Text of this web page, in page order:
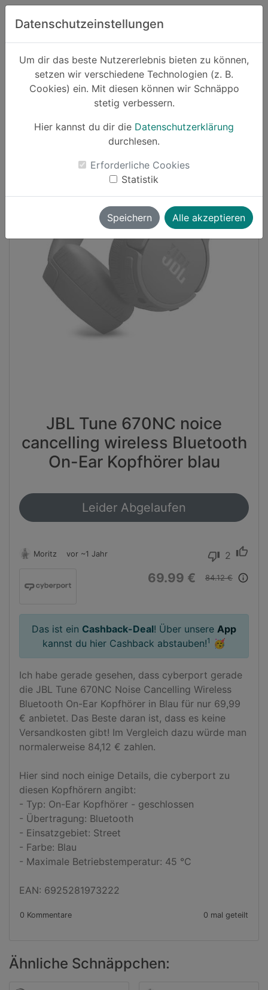
Zum Hauptinhalt springen
Datenschutzeinstellungen
Um dir das beste Nutzererlebnis bieten zu können,
setzen wir verschiedene Technologien (z. B.
Cookies) ein. Mit diesen können wir Schnäppo
stetig verbessern.
Hier kannst du dir die Datenschutzerklärung
durchlesen.
Erforderliche Cookies
Statistik
Speichern Alle akzeptieren
Suchen
Schnäppchen Elektronik und Computer
Cashback
JBL Tune 670NC noice
cancelling wireless Bluetooth
On-Ear Kopfhörer blau
Leider Abgelaufen
Moritz vor ~1 Jahr thumb_down 2 thumb_up
69.99 € 84.12 € info_outline
Das ist ein Cashback-Deal! Über unsere App
kannst du hier Cashback abstauben!1 🥳
Ich habe gerade gesehen, dass cyberport gerade
die JBL Tune 670NC Noise Cancelling Wireless
Bluetooth On-Ear Kopfhörer in Blau für nur 69,99
€ anbietet. Das Beste daran ist, dass es keine
Versandkosten gibt! Im Vergleich dazu würde man
normalerweise 84,12 € zahlen.
Hier sind noch einige Details, die cyberport zu
diesen Kopfhörern angibt:
- Typ: On-Ear Kopfhörer - geschlossen
- Übertragung: Bluetooth
- Einsatzgebiet: Street
- Farbe: Blau
- Maximale Betriebstemperatur: 45 °C
EAN: 6925281973222
0 Kommentare 0 mal geteilt
Ähnliche Schnäppchen: